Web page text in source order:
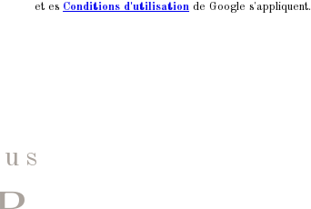
et es Conditions d'utilisation de Google s'appliquent.